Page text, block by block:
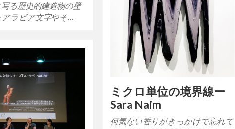
写る歴史的建造物の壁
ラビア文字やそ…
ミクロ単位の境界線ー
Sara Naim
何気ない香りがきっかけで忘れて